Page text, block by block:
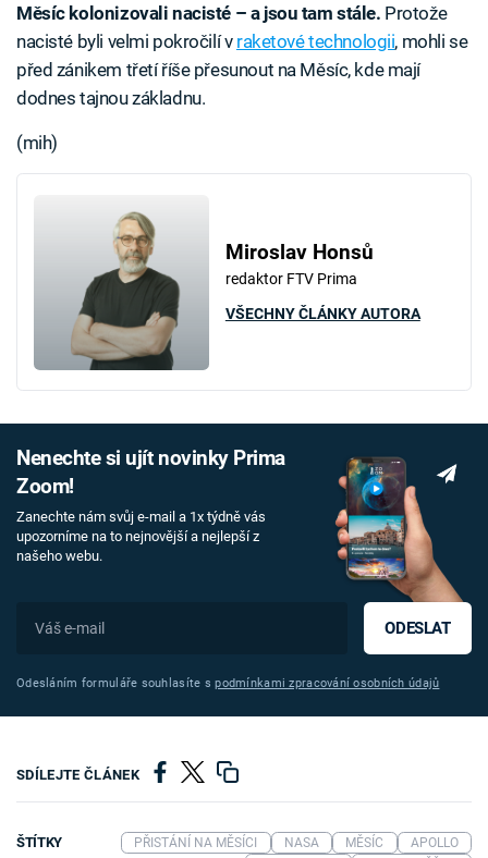
Měsíc kolonizovali nacisté – a jsou tam stále. Protože
nacisté byli velmi pokročilí v raketové technologii, mohli se
před zánikem třetí říše přesunout na Měsíc, kde mají
dodnes tajnou základnu.
(mih)
Miroslav Honsů
redaktor FTV Prima
VŠECHNY ČLÁNKY AUTORA
Nenechte si ujít novinky Prima
Zoom!
Zanechte nám svůj e-mail a 1x týdně vás
upozorníme na to nejnovější a nejlepší z
našeho webu.
ODESLAT
Odesláním formuláře souhlasíte spodmínkami zpracování osobních údajů
SDÍLEJTE ČLÁNEK
ŠTÍTKY PŘISTÁNÍ NA MĚSÍCI NASA MĚSÍC
APOLLO